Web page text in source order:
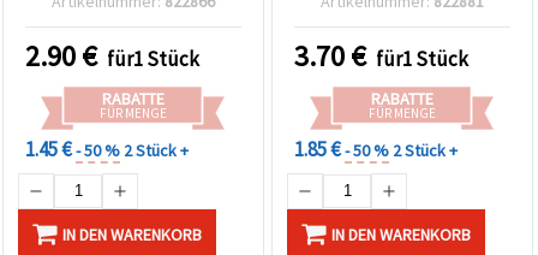
2.90€ für1 Stück
RABATTE
FÜR MENGE
1.45 €- 50 % 2 Stück +
IN DEN WARENKORB
3.70€ für1 Stück
RABATTE
FÜR MENGE
1.85 €- 50 % 2 Stück +
IN DEN WARENKORB